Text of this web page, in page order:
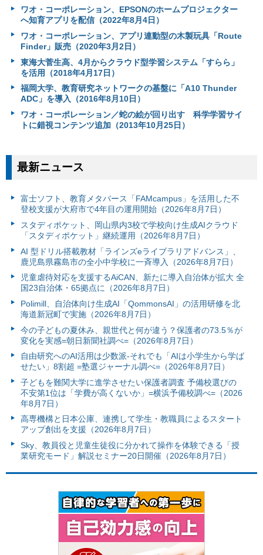
ワオ・コーポレーション、EPSONのホームプロジェクター
へ知育アプリを配信（2022年8月4日）
ワオ・コーポレーション、アプリ連動型の木製玩具「Route
Finder」販売（2020年3月2日）
東海大菅生高、4月からクラウド型学習システム「すらら」
を活用（2018年4月17日）
福岡大学、教育研究ネットワークの基盤に「A10 Thunder
ADC」を導入（2016年8月10日）
ワオ・コーポレーション／蛇の絵が回り出す 科学学習サイ
トに錯視コンテンツ追加（2013年10月25日）
最新ニュース
富⼠ソフト、教育メタバース「FAMcampus」を活用した不
登校支援が大府市で4年目の運用開始（2026年8月7日）
スタディポケット、岡山県内3校で学校向け生成AIクラウド
「スタディポケット」継続運用（2026年8月7日）
AI 型ドリル搭載教材「ラインズeライブラリアドバンス」、
鹿児島県霧島市の全小中学校に一斉導入（2026年8月7日）
児童虐待対応を支援するAiCAN、新たに導入自治体が拡大 全
国23自治体・65拠点に（2026年8月7日）
Polimill、自治体向け生成AI「QommonsAI」の活用研修を北
海道新冠町で実施（2026年8月7日）
今の子どもの夏休み、親世代と何が違う？保護者の73.5％が
変化を実感=朝日新聞社調べ=（2026年8月7日）
自由研究へのAI活用は少数派-それでも「AIは小学生から学ば
せたい」8割超 =塾選ジャーナル調べ=（2026年8月7日）
子どもを難関大学に進学させたい保護者調査 予備校選びの
不安第1位は「学費が高くないか」=横浜予備校調べ=（2026
年8月7日）
高専機構と日本公庫、連携して学生・教職員によるスタート
アップ創出を支援（2026年8月7日）
Sky、教員役と児童生徒役に分かれて操作を体験できる「授
業研究モード」解説セミナー20日開催（2026年8月7日）